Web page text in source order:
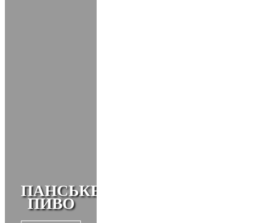
ПАНСЬКЕ
ПИВО